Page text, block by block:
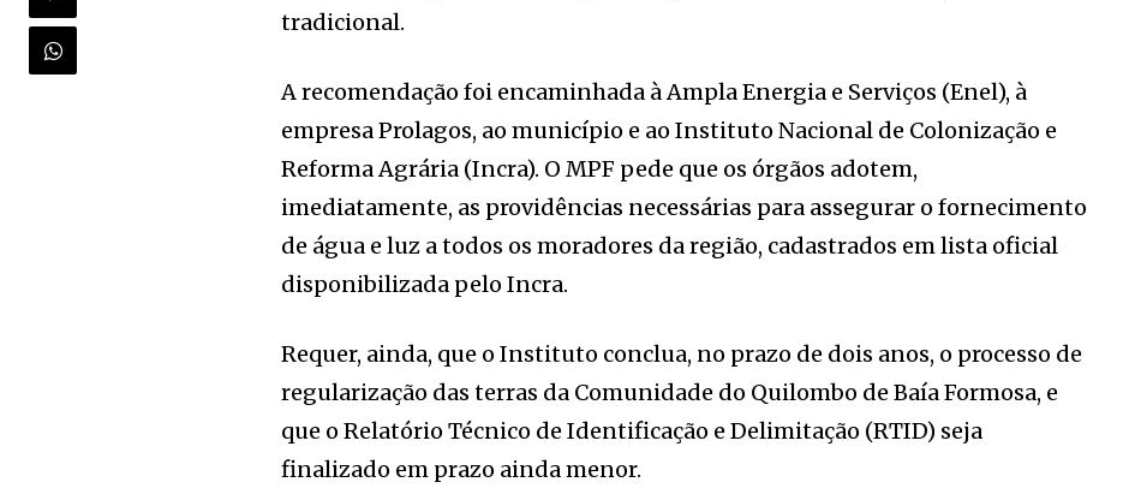
tradicional.
A recomendação foi encaminhada à Ampla Energia e Serviços (Enel), à
empresa Prolagos, ao município e ao Instituto Nacional de Colonização e
Reforma Agrária (Incra). O MPF pede que os órgãos adotem,
imediatamente, as providências necessárias para assegurar o fornecimento
de água e luz a todos os moradores da região, cadastrados em lista oficial
disponibilizada pelo Incra.
Requer, ainda, que o Instituto conclua, no prazo de dois anos, o processo de
regularização das terras da Comunidade do Quilombo de Baía Formosa, e
que o Relatório Técnico de Identificação e Delimitação (RTID) seja
finalizado em prazo ainda menor.